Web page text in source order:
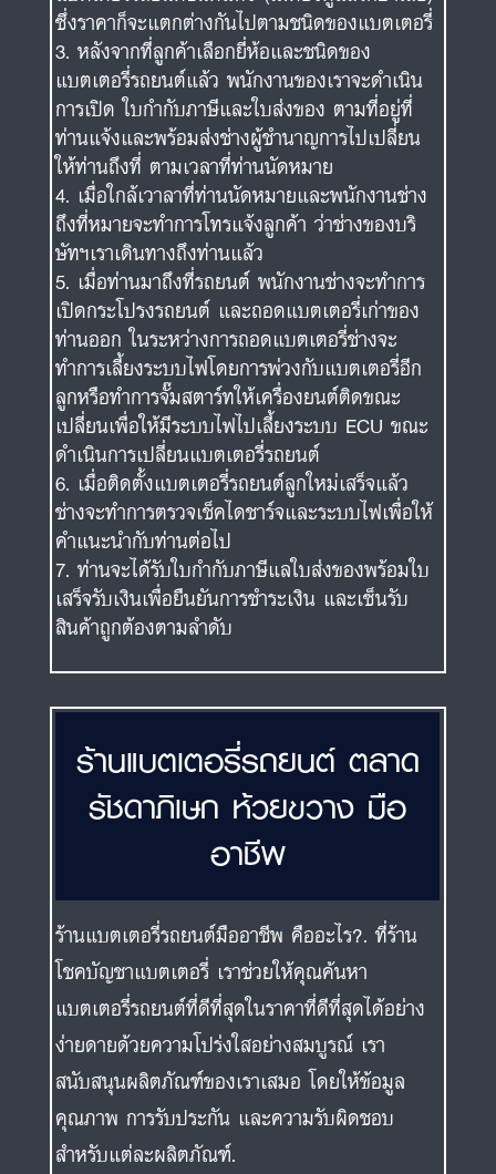
ซึ่งราคาก็จะแตกต่างกันไปตามชนิดของแบตเตอรี่
หลังจากที่ลูกค้าเลือกยี่ห้อและชนิดของ
แบตเตอรี่รถยนต์แล้ว พนักงานของเราจะดำเนิน
การเปิด ใบกำกับภาษีและใบส่งของ ตามที่อยู่ที่
ท่านแจ้งและพร้อมส่งช่างผู้ชำนาญการไปเปลี่ยน
ให้ท่านถึงที่ ตามเวลาที่ท่านนัดหมาย
เมื่อใกล้เวาลาที่ท่านนัดหมายและพนักงานช่าง
ถึงที่หมายจะทำการโทรแจ้งลูกค้า ว่าช่างของบริ
ษัทฯเราเดินทางถึงท่านแล้ว
เมื่อท่านมาถึงที่รถยนต์ พนักงานช่างจะทำการ
เปิดกระโปรงรถยนต์ และถอดแบตเตอรี่เก่าของ
ท่านออก ในระหว่างการถอดแบตเตอรี่ช่างจะ
ทำการเลี้ยงระบบไฟโดยการพ่วงกับแบตเตอรี่อีก
ลูกหรือทำการจั๊มสตาร์ทให้เครื่องยนต์ติดขณะ
เปลี่ยนเพื่อให้มีระบบไฟไปเลี้ยงระบบ ECU ขณะ
ดำเนินการเปลี่ยนแบตเตอรี่รถยนต์
เมื่อติดตั้งแบตเตอรี่รถยนต์ลูกใหม่เสร็จแล้ว
ช่างจะทำการตรวจเช็คไดชาร์จและระบบไฟเพื่อให้
คำแนะนำกับท่านต่อไป
ท่านจะได้รับใบกำกับภาษีแลใบส่งของพร้อมใบ
เสร็จรับเงินเพื่อยืนยันการชำระเงิน และเซ็นรับ
สินค้าถูกต้องตามลำดับ
ร้านแบตเตอรี่รถยนต์ ตลาด
รัชดาภิเษก ห้วยขวาง มือ
อาชีพ
ร้านแบตเตอรี่รถยนต์มืออาชีพ คืออะไร?. ที่ร้าน
โชคบัญชาแบตเตอรี่ เราช่วยให้คุณค้นหา
แบตเตอรี่รถยนต์ที่ดีที่สุดในราคาที่ดีที่สุดได้อย่าง
ง่ายดายด้วยความโปร่งใสอย่างสมบูรณ์ เรา
สนับสนุนผลิตภัณฑ์ของเราเสมอ โดยให้ข้อมูล
คุณภาพ การรับประกัน และความรับผิดชอบ
สำหรับแต่ละผลิตภัณฑ์.